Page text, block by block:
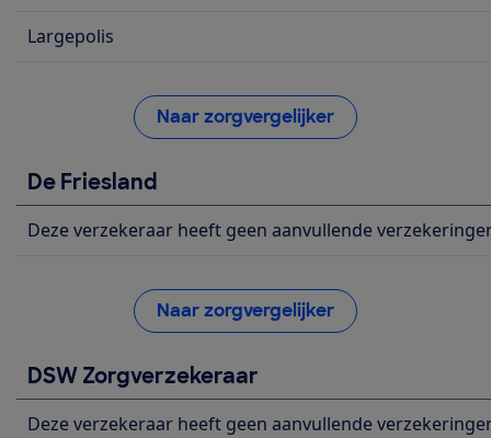
Largepolis
Naar zorgvergelijker
De Friesland
Deze verzekeraar heeft geen aanvullende
Naar zorgvergelijker
DSW Zorgverzekeraar
Deze verzekeraar heeft geen aanvullende